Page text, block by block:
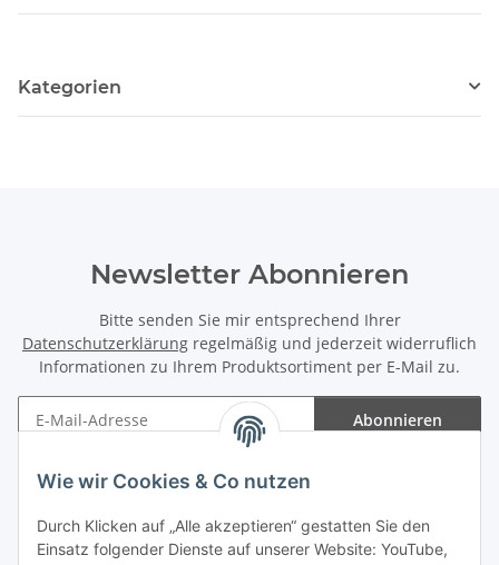
Wie wir Cookies & Co nutzen
Durch Klicken auf „Alle akzeptieren“ gestatten Sie den
Einsatz folgender Dienste auf unserer Website: YouTube,
Kategorien
Newsletter Abonnieren
Bitte senden Sie mir entsprechend Ihrer
Datenschutzerklärung regelmäßig und jederzeit widerruflich
Informationen zu Ihrem Produktsortiment per E-Mail zu.
Abonnieren